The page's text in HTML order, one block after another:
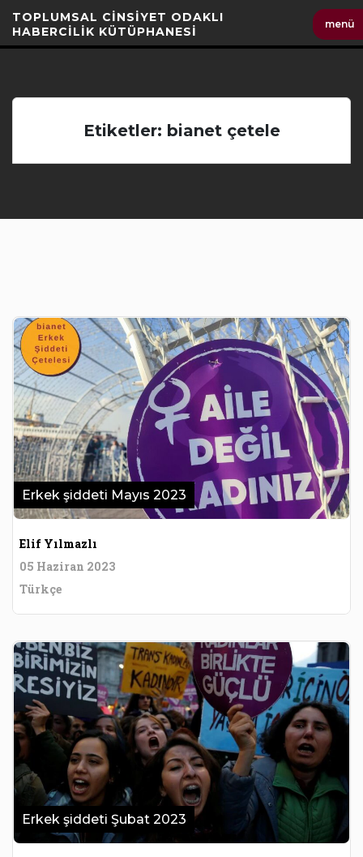
Geç
TOPLUMSAL CİNSİYET ODAKLI
HABERCİLİK KÜTÜPHANESİ
menü
Etiketler: bianet çetele
Erkek şiddeti Mayıs 2023
Elif Yılmazlı
05 Haziran 2023
Türkçe
Erkek şiddeti Şubat 2023